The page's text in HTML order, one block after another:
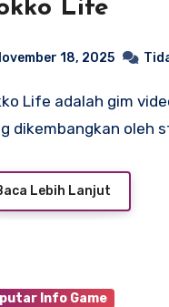
Life
18, 2025
dikembangkan oleh
Lebih Lanjut
Info Game